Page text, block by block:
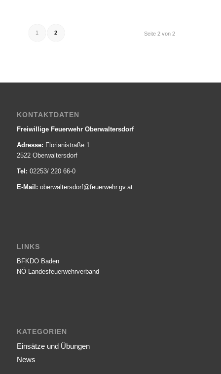
Seite 2 von 2
1 2
KONTAKTDATEN
Freiwillige Feuerwehr Oberwaltersdorf
Adresse: Florianistraße 1
2522 Oberwaltersdorf
Tel: 02253/ 220 66-0
E-Mail: oberwaltersdorf@­feuerwehr.gv.at
LINKS
BFKDO Baden
NÖ Landesfeuerwehr­verband
KATEGORIEN
Einsätze und Übungen
News